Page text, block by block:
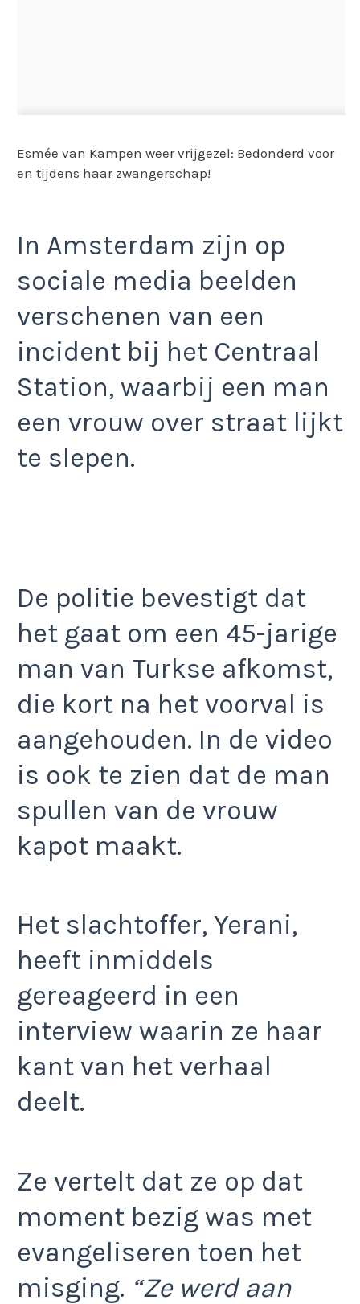
Esmée van Kampen weer vrijgezel: Bedonderd voor
en tijdens haar zwangerschap!
In Amsterdam zijn op
sociale media beelden
verschenen van een
incident bij het Centraal
Station, waarbij een man
een vrouw over straat lijkt
te slepen.
De politie bevestigt dat
het gaat om een 45-jarige
man van Turkse afkomst,
die kort na het voorval is
aangehouden. In de video
is ook te zien dat de man
spullen van de vrouw
kapot maakt.
Het slachtoffer, Yerani,
heeft inmiddels
gereageerd in een
interview waarin ze haar
kant van het verhaal
deelt.
Ze vertelt dat ze op dat
moment bezig was met
evangeliseren toen het
misging. “Ze werd aan